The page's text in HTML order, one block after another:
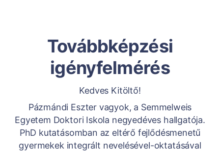
Továbbképzési
igényfelmérés
Kedves Kitöltő!
Pázmándi Eszter vagyok, a Semmelweis
Egyetem Doktori Iskola negyedéves hallgatója.
PhD kutatásomban az eltérő fejlődésmenetű
gyermekek integrált nevelésével-oktatásával